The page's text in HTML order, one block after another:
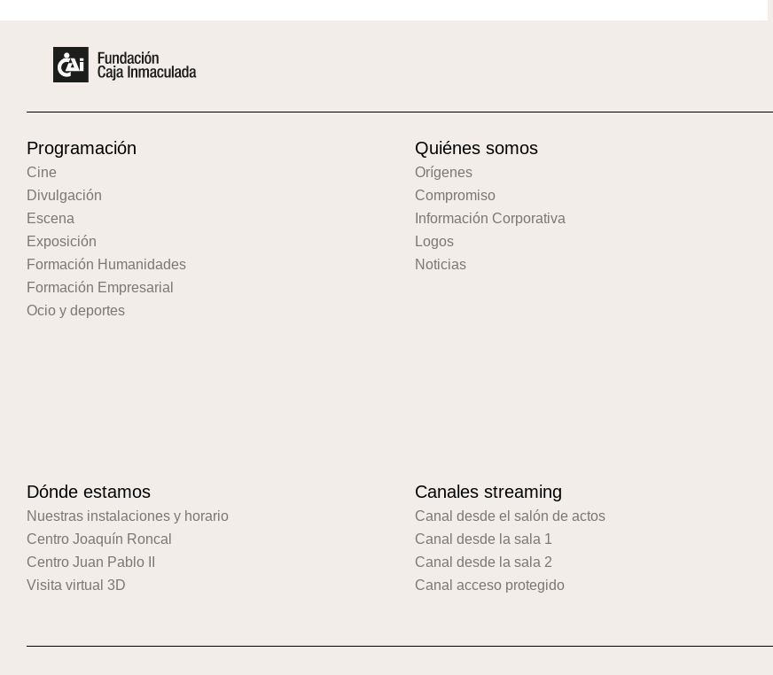
Programación
Cine
Divulgación
Escena
Exposición
Formación Humanidades
Formación Empresarial
Ocio y deportes
Quiénes somos
Orígenes
Compromiso
Información Corporativa
Logos
Noticias
Dónde estamos
Nuestras instalaciones y horario
Centro Joaquín Roncal
Centro Juan Pablo II
Visita virtual 3D
Canales streaming
Canal desde el salón de actos
Canal desde la sala 1
Canal desde la sala 2
Canal acceso protegido